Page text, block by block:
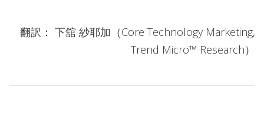
翻訳： 下舘 紗耶加（Core Technology Marketing,
Trend Micro™ Research）